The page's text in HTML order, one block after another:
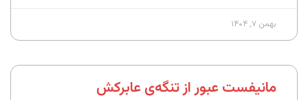
بهمن ۷, ۱۴۰۴
مانیفست عبور از تنگه‌ی عابرکش